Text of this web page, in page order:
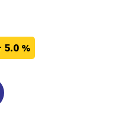
5.0 %